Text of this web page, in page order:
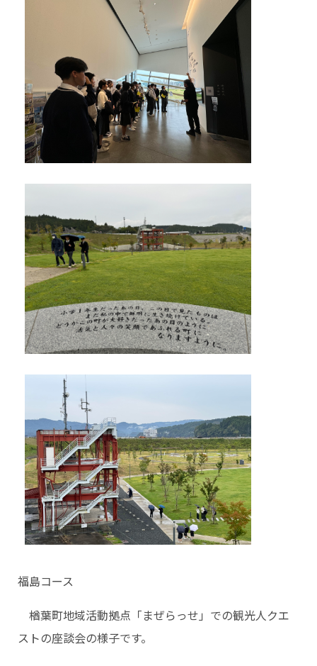
福島コース
楢葉町地域活動拠点「まぜらっせ」での観光人クエ
ストの座談会の様子です。